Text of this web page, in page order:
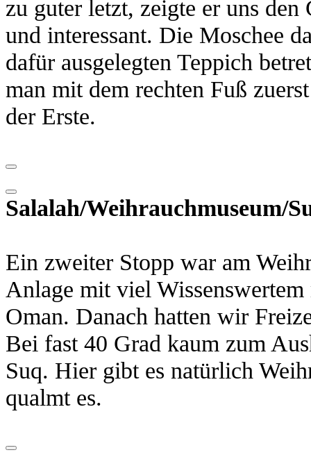
zu guter letzt, zeigte er uns den
und interessant. Die Moschee
dafür ausgelegten Teppich
man mit dem rechten Fuß
der Erste.
Salalah/Weihrauchmuseum/
Ein zweiter Stopp war am
Anlage mit viel
Oman. Danach hatten wir
Bei fast 40 Grad kaum zum
Suq. Hier gibt es natürlich
qualmt es.